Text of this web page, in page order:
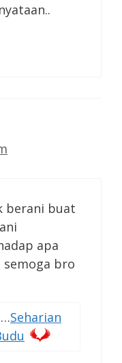
berani buat
apa
semoga bro
Seharian